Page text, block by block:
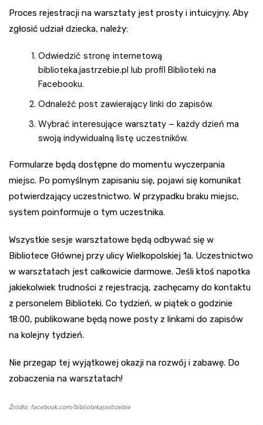
Proces rejestracji na warsztaty jest prosty i intuicyjny. Aby
zgłosić udział dziecka, należy:
Odwiedzić stronę internetową
biblioteka.jastrzebie.pl lub profil Biblioteki na
Facebooku.
Odnaleźć post zawierający linki do zapisów.
Wybrać interesujące warsztaty – każdy dzień ma
swoją indywidualną listę uczestników.
Formularze będą dostępne do momentu wyczerpania
miejsc. Po pomyślnym zapisaniu się, pojawi się komunikat
potwierdzający uczestnictwo. W przypadku braku miejsc,
system poinformuje o tym uczestnika.
Wszystkie sesje warsztatowe będą odbywać się w
Bibliotece Głównej przy ulicy Wielkopolskiej 1a. Uczestnictwo
w warsztatach jest całkowicie darmowe. Jeśli ktoś napotka
jakiekolwiek trudności z rejestracją, zachęcamy do kontaktu
z personelem Biblioteki. Co tydzień, w piątek o godzinie
18:00, publikowane będą nowe posty z linkami do zapisów
na kolejny tydzień.
Nie przegap tej wyjątkowej okazji na rozwój i zabawę. Do
zobaczenia na warsztatach!
Źródło: facebook.com/bibliotekajastrzebie